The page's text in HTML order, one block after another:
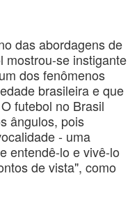
das abordagens de
mostrou-se instigante
dos fenômenos
brasileira e que
futebol no Brasil
ângulos, pois
- uma
entendê-lo e vivê-lo
de vista", como